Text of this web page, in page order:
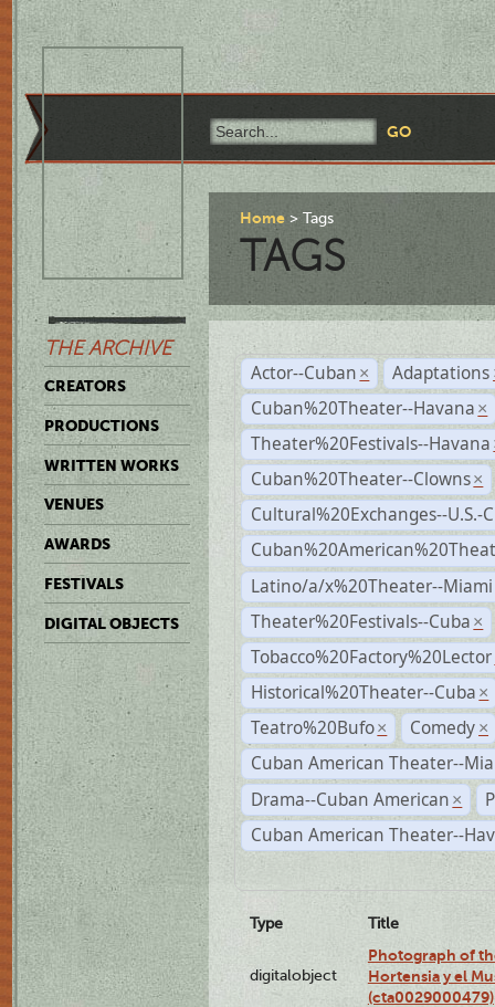
THE ARCHIVE
CREATORS
PRODUCTIONS
WRITTEN WORKS
VENUES
AWARDS
FESTIVALS
DIGITAL OBJECTS
Home Tags
TAGS
Actor--Cuban × Adaptations
Cuban%20Theater--Havana ×
Theater%20Festivals--Havana
Cuban%20Theater--Clowns ×
Cultural%20Exchanges--U.S.-
Latino/a/x%20Theater--Miami
Theater%20Festivals--Cuba ×
Tobacco%20Factory%20Lector
Historical%20Theater--Cuba ×
Teatro%20Bufo × Comedy ×
Cuban American Theater--
Drama--Cuban American ×
Cuban American Theater--
Type Title
digitalobject
Photograph of
Hortensia y el
(cta0029000479)